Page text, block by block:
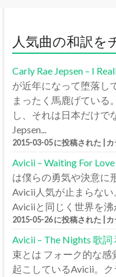
人気曲の和訳を
Carly Rae Jepsen – I
が近年になって堕落し
まったく馬鹿げている
し、それは日本だけで
Jepsen...
2015-03-05 に投稿された
Avicii – Waiting For
は僕らの勇気や決意に
Avicii人気が止まらない
Aviciiと同じく世界を
2015-05-26 に投稿された
Avicii – The Nights 歌詞
束とは フォーク的な
起こしているAvicii。